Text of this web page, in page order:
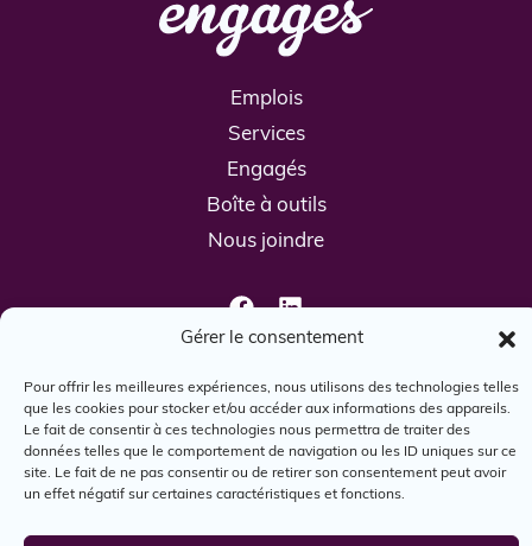
Gérer le consentement
Pour offrir les meilleures expériences, nous utilisons des technologies telles
que les cookies pour stocker et/ou accéder aux informations des appareils.
Le fait de consentir à ces technologies nous permettra de traiter des
données telles que le comportement de navigation ou les ID uniques sur ce
site. Le fait de ne pas consentir ou de retirer son consentement peut avoir
un effet négatif sur certaines caractéristiques et fonctions.
Emplois
Services
Engagés
Boîte à outils
Nous joindre
© Engagés, 2024. Tous droits réservés.